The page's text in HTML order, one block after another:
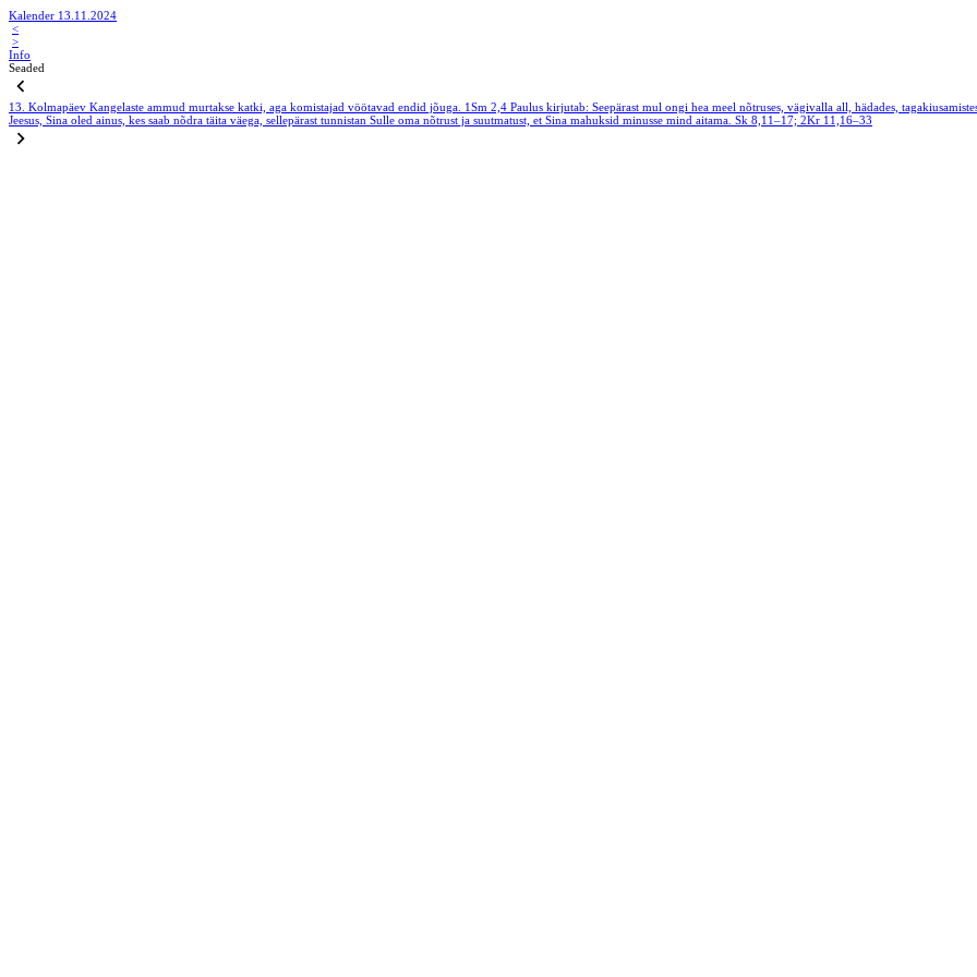
Kalender 13.11.2024
<
>
Info
Seaded
13. Kolmapäev Kangelaste ammud murtakse katki, aga komistajad vöötavad endid jõuga. 1Sm 2,4 Paulus kirjutab: Seepärast mul ongi hea meel nõtruses, vägivalla all, hädades,
Jeesus, Sina oled ainus, kes saab nõdra täita väega, sellepärast tunnistan Sulle oma nõtrust ja suutmatust, et Sina mahuksid minusse mind aitama. Sk 8,11–17; 2Kr 11,16–33